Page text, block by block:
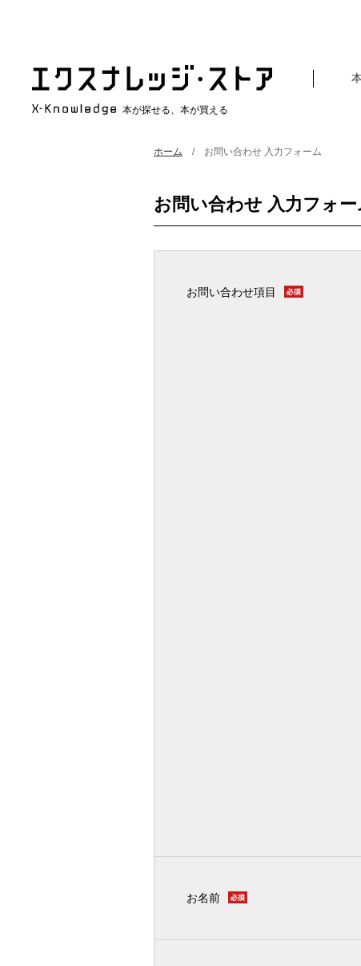
本が探せる、本が買える
ホーム お問い合わせ 入力フォーム
お問い合わせ 入力フォー
お問い合わせ項目
お名前